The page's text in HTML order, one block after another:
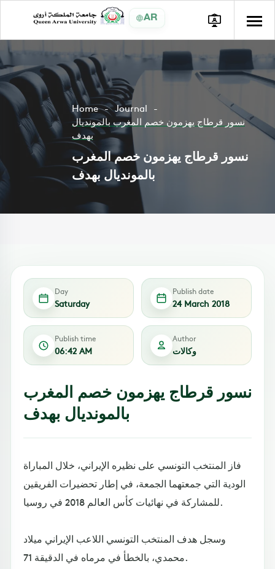
AR
Home
Journal
نسور قرطاج يهزمون خصم المغرب بالمونديال
بهدف
نسور قرطاج يهزمون خصم المغرب
بالمونديال بهدف
Day
Saturday
Publish date
24 March 2018
Publish time
06:42 AM
Author
وكالات
نسور قرطاج يهزمون خصم المغرب
بالمونديال بهدف
فاز المنتخب التونسي على نظيره الإيراني، خلال المباراة
الودية التي جمعتهما الجمعة، في إطار تحضيرات الفريقين
للمشاركة في نهائيات كأس العالم 2018 في روسيا.
وسجل هدف المنتخب التونسي اللاعب الإيراني ميلاد
محمدي، بالخطأ في مرماه في الدقيقة 71.